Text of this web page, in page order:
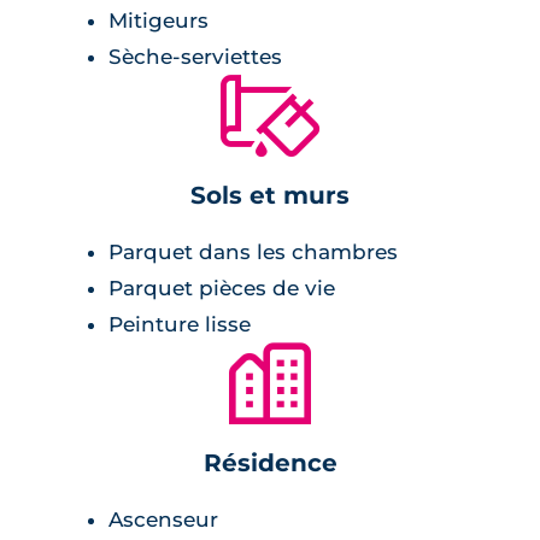
volets roulants électriques. La cuisine est
aménagée et les salles de bain sont équipées
de meubles et de miroirs sur vasque. Enfin, la
résidence est sécurisée par un interphone et
un portail à commande à distance.
Mitigeurs
Sèche-serviettes
🔨
Sols et murs
Parquet dans les chambres
Parquet pièces de vie
Peinture lisse
🏙
Résidence
Ascenseur